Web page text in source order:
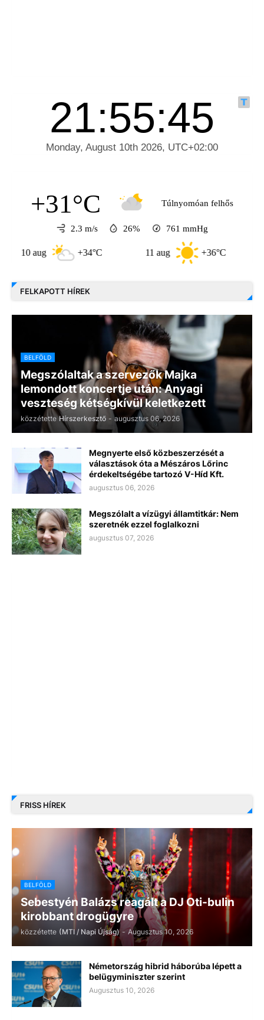
+31°C Túlnyomóan felhős
2.3 m/s 26% 761 mmHg
+34°C +36°C
FELKAPOTT HÍREK
BELFÖLD
Megszólaltak a szervezők Majka
lemondott koncertje után: Anyagi
veszteség kétségkívül keletkezett
közzétette Hírszerkesztő - augusztus 06, 2026
Megnyerte első közbeszerzését a
választások óta a Mészáros Lőrinc
érdekeltségébe tartozó V-Híd Kft.
augusztus 06, 2026
Megszólalt a vízügyi államtitkár: Nem
szeretnék ezzel foglalkozni
augusztus 07, 2026
FRISS HÍREK
BELFÖLD
Sebestyén Balázs reagált a DJ Oti-bulin
kirobbant drogügyre
közzétette (MTI / Napi Újság) - Augusztus 10, 2026
Németország hibrid háborúba lépett a
belügyminiszter szerint
Augusztus 10, 2026